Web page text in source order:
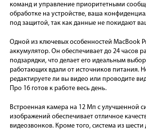
команд и управление приоритетными
обработке на устройстве, ваша
под защитой, так как данные не покидают
Одной из ключевых особенностей MacBook
аккумулятор. Он обеспечивает до 24 часов
подзарядки, что делает его идеальным
работающих вдали от источников питания.
редактируете ли вы видео или проводите
Про 16 готов к работе весь день.
Встроенная камера на 12 Мп с улучшенной
изображений обеспечивает отличное
видеозвонков. Кроме того, система из